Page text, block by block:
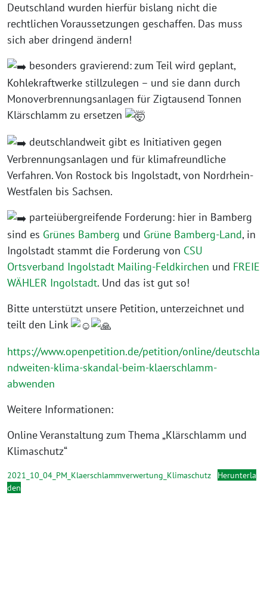
Deutschland wurden hierfür bislang nicht die
rechtlichen Voraussetzungen geschaffen. Das muss
sich aber dringend ändern!
besonders gravierend: zum Teil wird geplant,
Kohlekraftwerke stillzulegen – und sie dann durch
Monoverbrennungsanlagen für Zigtausend Tonnen
Klärschlamm zu ersetzen
deutschlandweit gibt es Initiativen gegen
Verbrennungsanlagen und für klimafreundliche
Verfahren. Von Rostock bis Ingolstadt, von Nordrhein-
Westfalen bis Sachsen.
parteiübergreifende Forderung: hier in Bamberg
sind es Grünes Bamberg und Grüne Bamberg-Land, in
Ingolstadt stammt die Forderung von CSU
Ortsverband Ingolstadt Mailing-Feldkirchen und FREIE
WÄHLER Ingolstadt. Und das ist gut so!
Bitte unterstützt unsere Petition, unterzeichnet und
teilt den Link
https://www.openpetition.de/petition/online/deutschla
ndweiten-klima-skandal-beim-klaerschlamm-
abwenden
Weitere Informationen:
Online Veranstaltung zum Thema „Klärschlamm und
Klimaschutz“
2021_10_04_PM_Klaerschlammverwertung_Klimaschutz
Herunterla
den